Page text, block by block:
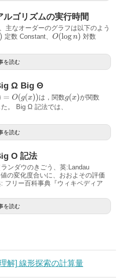
ゴリズムの実行時間
主なオーダーのグラフは以下のよう
定数 Constant、 O(logn)
対数
を読む
Ω Big Θ
O(g x)) は，関数g(x) が関数
。 Big Ω 記法では、
を読む
O 記法
ンダウのきごう、英:Landau
の変化度合いに、おおよその評価
フリー百科事典『ウィキペディア
を読む
解] 線形探索の計算量